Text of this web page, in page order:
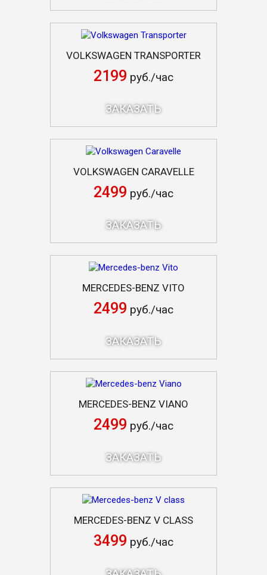
VOLKSWAGEN TRANSPORTER
2199 руб./час
ЗАКАЗАТЬ
VOLKSWAGEN CARAVELLE
2499 руб./час
ЗАКАЗАТЬ
MERCEDES-BENZ VITO
2499 руб./час
ЗАКАЗАТЬ
MERCEDES-BENZ VIANO
2499 руб./час
ЗАКАЗАТЬ
MERCEDES-BENZ V CLASS
3499 руб./час